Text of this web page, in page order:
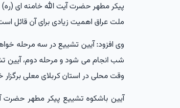
پیکر مطهر حضرت آیت الله خامنه ای
ملت عراق اهمیت زیادی برای آن قائل
وی افزود: آیین تشییع در سه مرحله
وقت محلی در استان کربلای معلی
آیین باشکوه تشییع پیکر مطهر حضرت